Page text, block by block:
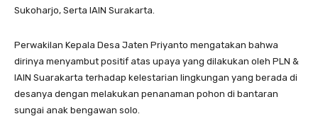
Sukoharjo, Serta IAIN Surakarta.
Perwakilan Kepala Desa Jaten Priyanto mengatakan bahwa
dirinya menyambut positif atas upaya yang dilakukan oleh PLN &
IAIN Suarakarta terhadap kelestarian lingkungan yang berada di
desanya dengan melakukan penanaman pohon di bantaran
sungai anak bengawan solo.